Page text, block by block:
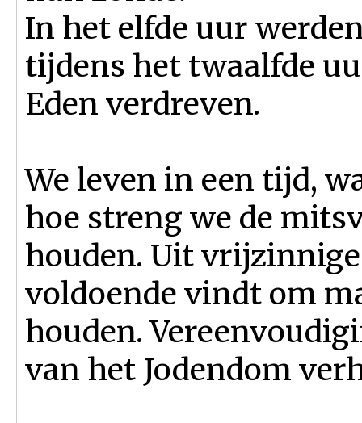
In het elfde uur
tijdens het twaalfde
Eden verdreven.
We leven in een tijd,
hoe streng we de
houden. Uit
voldoende vindt om
houden.
van het Jodendom